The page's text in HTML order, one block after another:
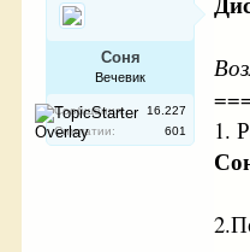
Соня
Вечевик
Сообщения:
16.227
Симпатии:
601
1.